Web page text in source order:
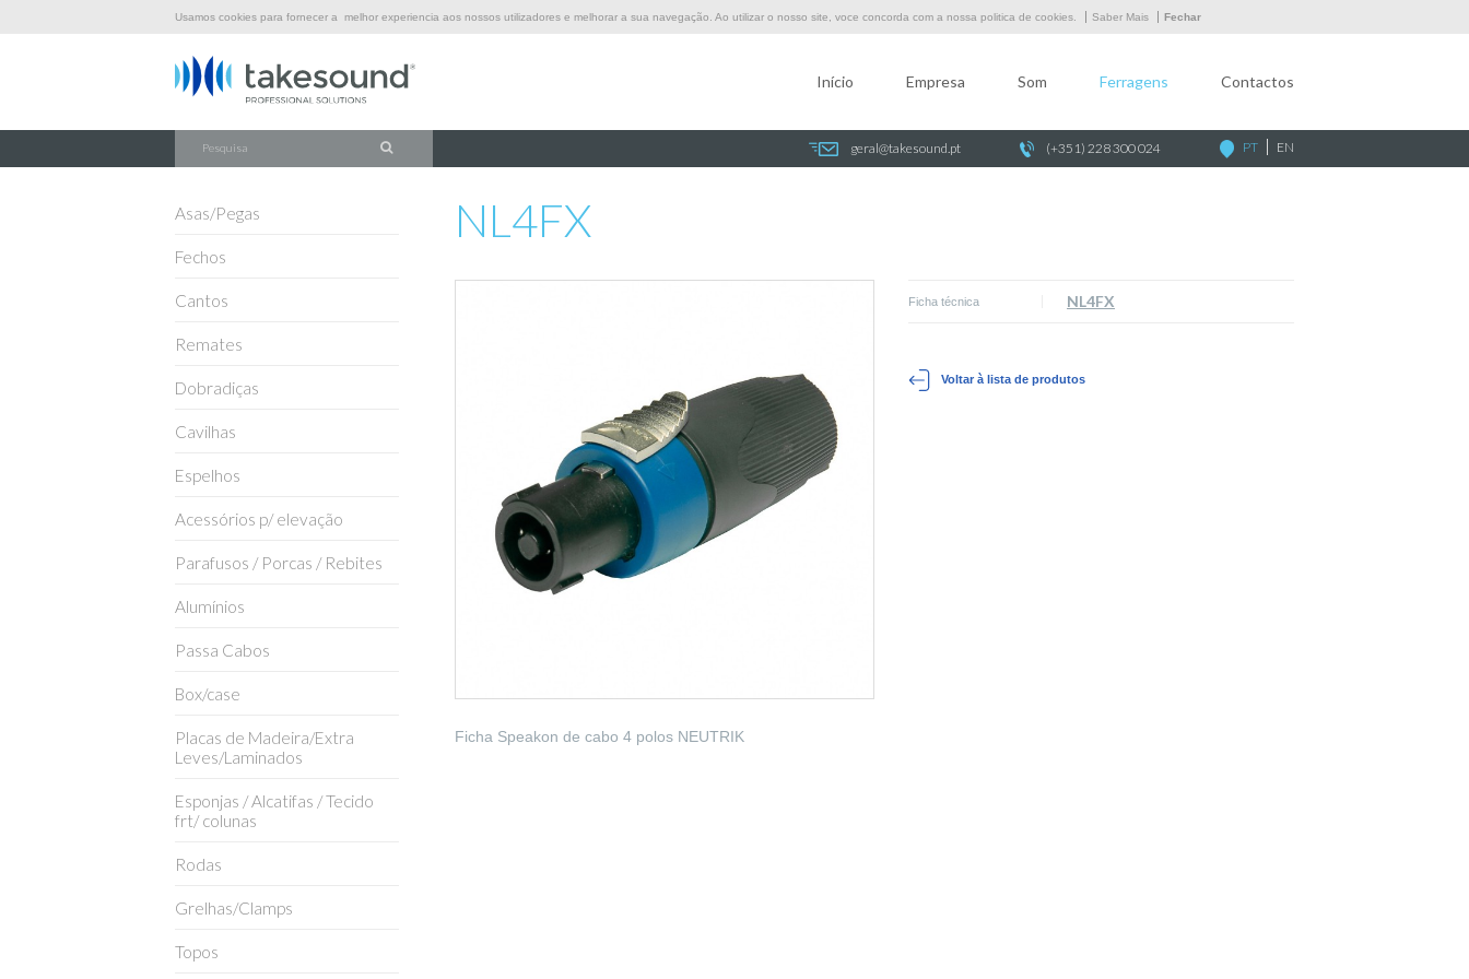
Usamos cookies para fornecer a melhor experiencia aos nossos utilizadores e melhorar a sua navegação. Ao utilizar o nosso site, voce concorda com a nossa politica de cookies. Saber Mais Fechar
Contactos
Início Empresa Som Ferragens Contactos
geral@takesound.pt (+351) 228 300 024 PT EN
INÍCIO \ FERRAGENS
NL4FX
Ficha técnica NL4FX
Voltar à lista de produtos
Ficha Speakon de cabo 4 polos NEUTRIK
Asas/Pegas
Fechos
Cantos
Remates
Dobradiças
Cavilhas
Espelhos
Acessórios p/ elevação
Parafusos / Porcas / Rebites
Alumínios
Passa Cabos
Box/case
Placas de Madeira/Extra
Leves/Laminados
Esponjas / Alcatifas / Tecido
frt/ colunas
Rodas
Grelhas/Clamps
Topos